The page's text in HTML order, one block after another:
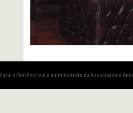
Future Film Festival è amministrato da Associazione